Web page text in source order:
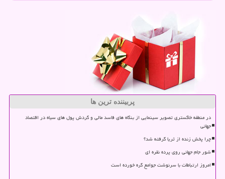
پربیننده ترین ها
در منطقه خاکستری تصویر سینمایی از بنگاه های فاسد مالی و گردش پول های سیاه در اقتصاد
جهانی
چرا پخش زنده از ثریا گرفته شد؟
شور جام جهانی روی پرده نقره ای
امروز ارتباطات با سرنوشت جوامع گره خورده است